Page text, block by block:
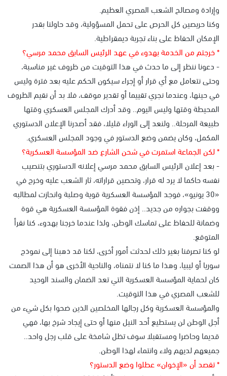
وإرادة ومصالح الشعب المصري العظيم.
وكنا حريصين كل الحرص على تحمل المسؤولية، وقد حاولنا بقدر
الإمكان الحفاظ على بناء تجربة ديمقراطية.
* خرجتم من الخدمة بهدوء في عهد الرئيس السابق محمد مرسي؟
- دعونا ننظر إلى ما حدث في هذا التوقيت من ظروف غير مناسبة،
وحتى نتعامل مع أي قرار أو إجراء سيكون الحكم عليه بعد فترة وليس
في حينها، وعندما نجري تقييما أو تقدير موقف، فلا بد أن نقيم الظروف
المحيطة وقتها وليس اليوم.. وقد أدرك المجلس العسكري وقتها
طبيعة المرحلة.. ولنعد إلى الوراء قليلا، فقد أصدرنا الإعلان الدستوري
المكمل، وكان يضمن وضع الدستور في وجود المجلس العسكري.
* لكن الجماعة استمرت في شحن الشارع ضد المؤسسة العسكرية؟
- بعد إعلان الرئيس السابق محمد مرسي إعلانه الدستوري بتنصيب
نفسه حاكما لا يرد له قرار، وتحصين قراراته، ثار الشعب عليه وخرج في
«30 يونيو»، فوجد المؤسسة العسكرية قوية وصلبة وانحازت لمطالبه
ووقفت بجواره من جديد.. إذن فقوة المؤسسة العسكرية هي قوة
وضمانة للحفاظ على تماسك الوطن، ولذا عندما خرجنا بهدوء، كنا نقرأ
المتوقع.
لو كنا تصرفنا بغير ذلك لحدثت أمور أخرى، لكنا قد ذهبنا إلى نموذج
سوريا أو ليبيا، وهذا ما كنا لا نتمناه، والناحية الأخرى هو أن هذا الصمت
كان لحماية المؤسسة العسكرية التي تعد الضمان والسند الوحيد
للشعب المصري في هذا التوقيت.
والمؤسسة العسكرية وكل رجالها المخلصين الذين ضحوا بكل شيء من
أجل الوطن لن يستطيع أحد النيل منها أو حتى إيجاد شرخ بها، فهي
قديما وحاضرا ومستقبلا سوف تظل شامخة على قلب رجل واحد..
جميعهم لديهم ولاء وانتماء لهذا الوطن.
* تقصد أن «الإخوان» عطلوا وضع الدستور؟